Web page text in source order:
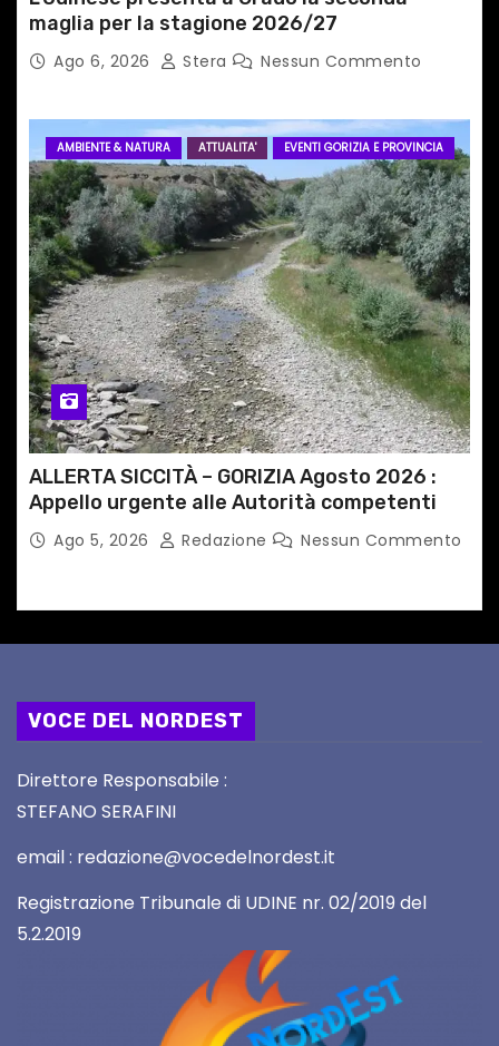
maglia per la stagione 2026/27
Ago 6, 2026 Stera Nessun Commento
AMBIENTE & NATURA ATTUALITA' EVENTI GORIZIA E PROVINCIA
ALLERTA SICCITÀ – GORIZIA Agosto 2026 :
Appello urgente alle Autorità competenti
Ago 5, 2026 Redazione Nessun Commento
VOCE DEL NORDEST
Direttore Responsabile :
STEFANO SERAFINI
email : redazione@vocedelnordest.it
Registrazione Tribunale di UDINE nr. 02/2019 del
5.2.2019